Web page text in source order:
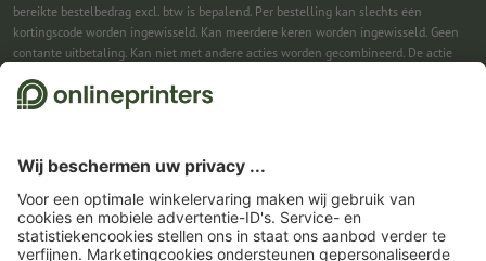
bereikte bestelbedrag excl. btw is bepalend. Per bestelling kan slechts één
kortingscode worden ingewisseld. Kan meerdere keren worden ingewisseld. Geen
contante uitbetaling. Kan niet met andere acties worden gecombineerd. De actie
2Je ontvangst eerst een e-mail waarin je de aanmelding voor de nieuwsbrief
ingewisseld. Geen minimumbestelwaarde. Maximale hoogte van de korting: € 150
van de bestelwaarde (netto). Geen contante uitbetaling. Kan niet worden
gecombineerd met andere acties of kortingscodes.De tegoedbon is na ontvangst
zes weken geldig.